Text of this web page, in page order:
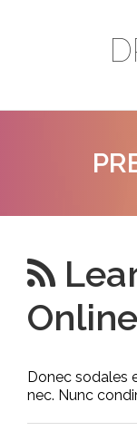
Online
Donec sodales
nec. Nunc